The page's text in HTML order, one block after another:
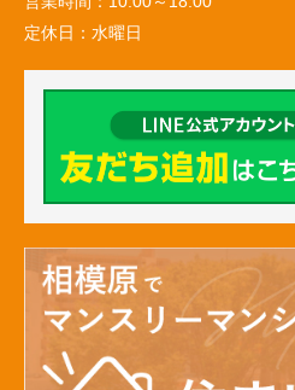
定休日： 水曜日